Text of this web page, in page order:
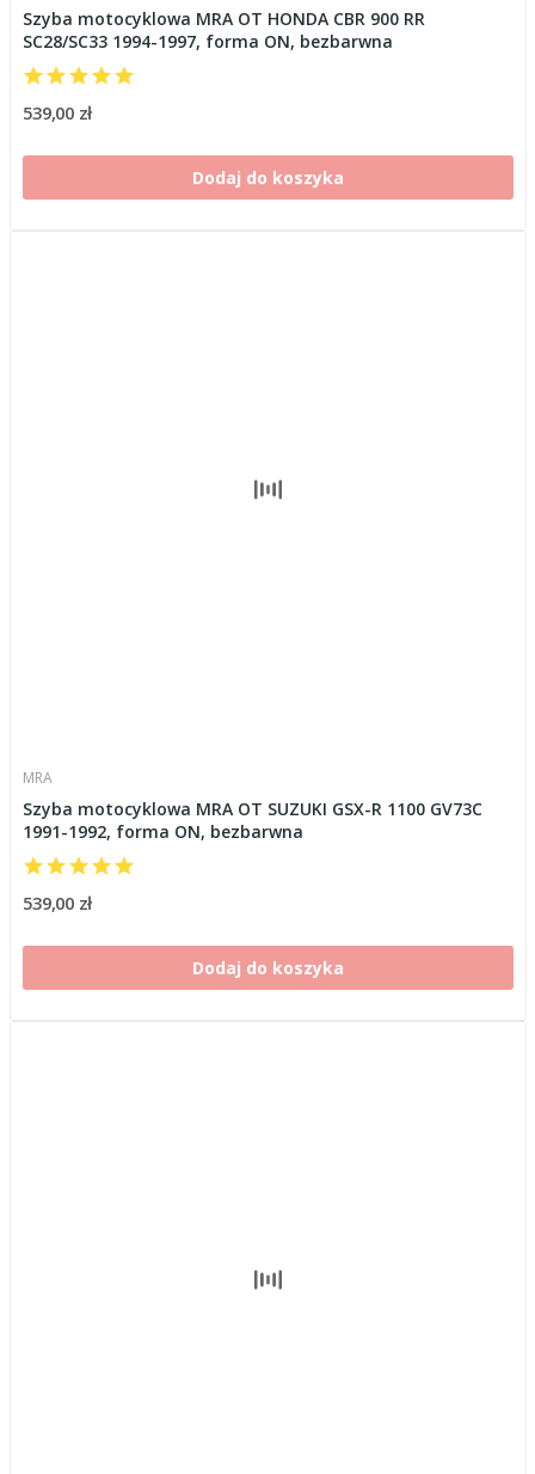
Szyba motocyklowa MRA OT HONDA CBR 900 RR
SC28/SC33 1994-1997, forma ON, bezbarwna
539,00 zł
Dodaj do koszyka
MRA
Szyba motocyklowa MRA OT SUZUKI GSX-R 1100 GV73C
1991-1992, forma ON, bezbarwna
539,00 zł
Dodaj do koszyka